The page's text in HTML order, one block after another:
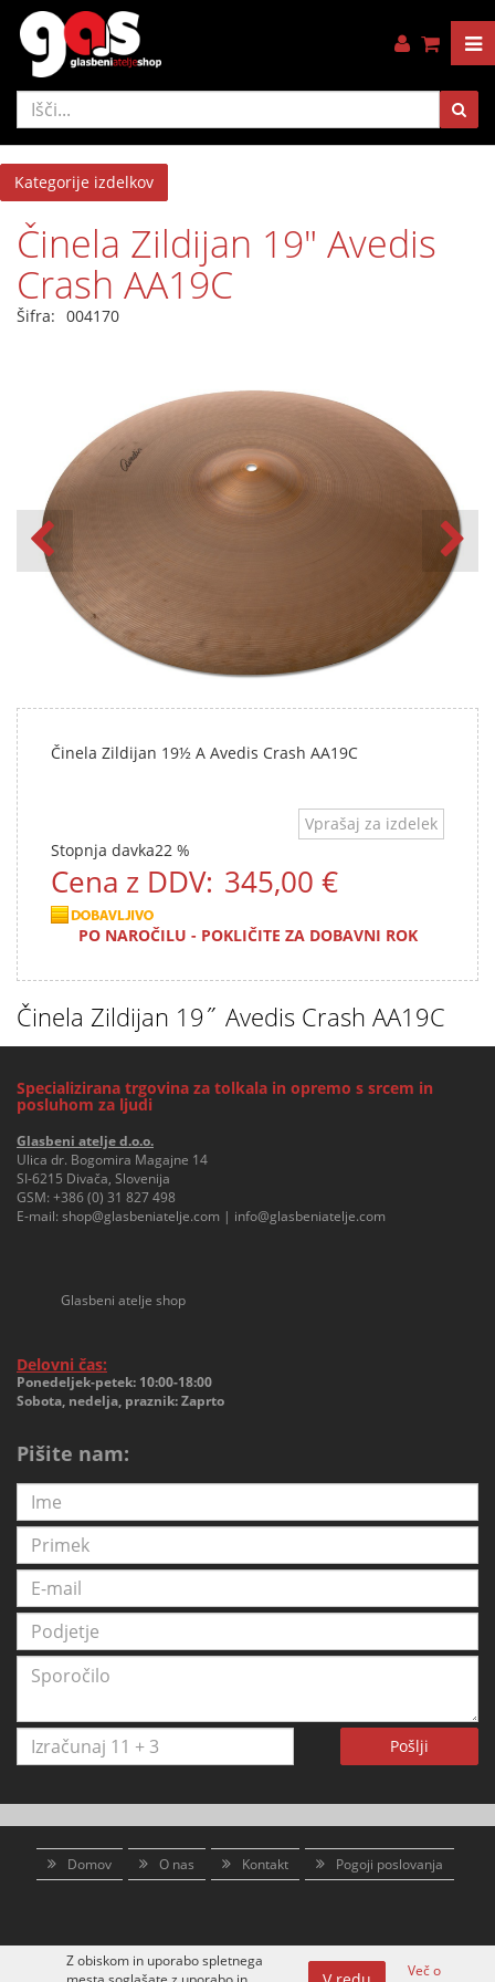
Kategorije izdelkov
Činela Zildijan 19" Avedis
Crash AA19C
Šifra: 004170
Činela Zildijan 19½ A Avedis Crash AA19C
Vprašaj za izdelek
Stopnja davka22 %
Cena z DDV: 345,00 €
PO NAROČILU - POKLIČITE ZA DOBAVNI ROK
Činela Zildijan 19˝ Avedis Crash AA19C
Specializirana trgovina za tolkala in opremo s srcem in
posluhom za ljudi
Glasbeni atelje d.o.o.
Ulica dr. Bogomira Magajne 14
SI-6215 Divača, Slovenija
GSM: +386 (0) 31 827 498
E-mail: shop@glasbeniatelje.com | info@glasbeniatelje.com
Glasbeni atelje shop
Delovni čas:
Ponedeljek-petek: 10:00-18:00
Sobota, nedelja, praznik: Zaprto
Pišite nam:
Pošlji
Domov O nas Kontakt Pogoji poslovanja
Z obiskom in uporabo spletnega
Več o